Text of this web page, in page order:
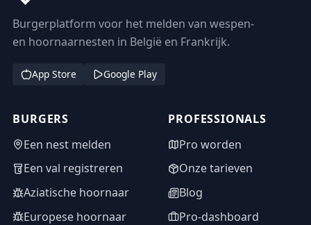
Burgerplatform voor het melden van wespen-
en hoornaarnesten in België en Frankrijk.
App Store Google Play
BURGERS
Een nest melden
Een val registreren
Aziatische hoornaar
Europese hoornaar
PROFESSIONALS
Pro worden
Onze tarieven
Blog
Pro-dashboard